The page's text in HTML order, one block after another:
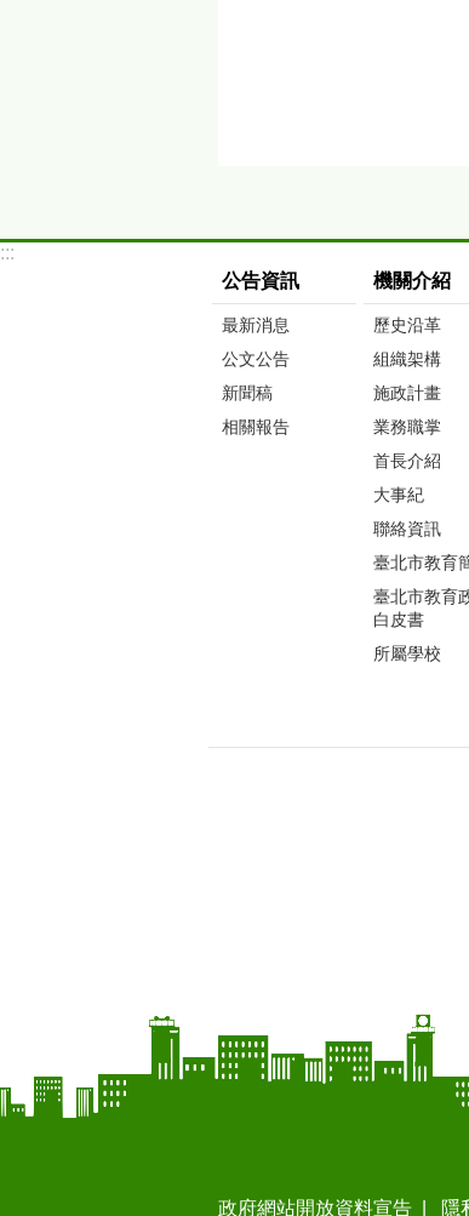
:::
公告資訊
最新消息
公文公告
新聞稿
相關報告
機關介紹
歷史沿革
組織架構
施政計畫
業務職掌
首長介紹
大事紀
聯絡資訊
臺北市教育
臺北市教育
白皮書
所屬學校
政府網站開放資料宣告 隱